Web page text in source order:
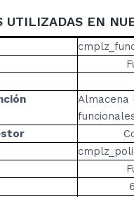
UTILIZADAS EN
Almacena